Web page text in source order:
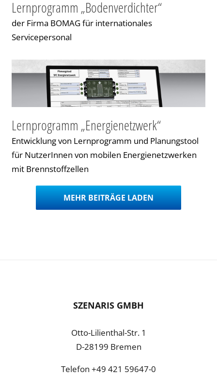
Lernprogramm „Bodenverdichter“
der Firma BOMAG für internationales
Servicepersonal
Lernprogramm „Energienetzwerk“
Entwicklung von Lernprogramm und Planungstool
für NutzerInnen von mobilen Energienetzwerken
mit Brennstoffzellen
MEHR BEITRÄGE LADEN
SZENARIS GMBH
Otto-Lilienthal-Str. 1
D-28199 Bremen
Telefon +49 421 59647-0
Cookie-Informationen anzeigen
Datenschutzerklärung